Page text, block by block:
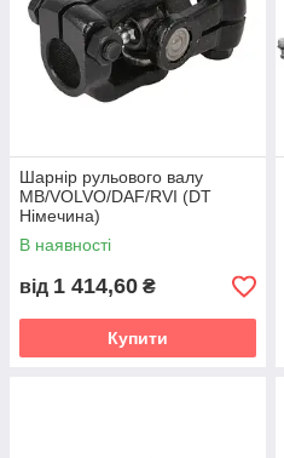
Шарнір рульового валу
MB/VOLVO/DAF/RVI (DT
Німечина)
В наявності
від 1 414,60 ₴
Купити